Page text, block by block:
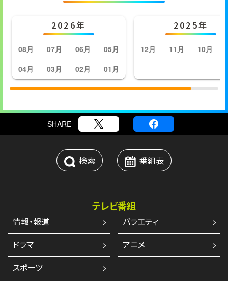
2026年
08月 07月 06月
05月
04月
03月 02月 01月
2025年
12月 11月 10月
SHARE
検索 番組表
テレビ番組
情報・報道
バラエティ
ドラマ
アニメ
スポーツ